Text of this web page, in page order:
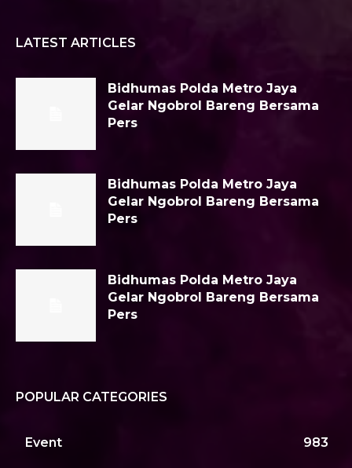
LATEST ARTICLES
Bidhumas Polda Metro Jaya
Gelar Ngobrol Bareng Bersama
Pers
Bidhumas Polda Metro Jaya
Gelar Ngobrol Bareng Bersama
Pers
Bidhumas Polda Metro Jaya
Gelar Ngobrol Bareng Bersama
Pers
POPULAR CATEGORIES
Event 983